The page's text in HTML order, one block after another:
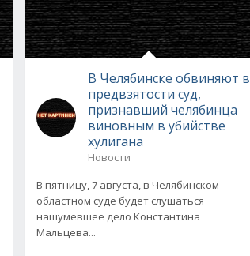
В Челябинске обвиняют в
предвзятости суд,
признавший челябинца
виновным в убийстве
хулигана
Новости
В пятницу, 7 августа, в Челябинском
областном суде будет слушаться
нашумевшее дело Константина
Мальцева...